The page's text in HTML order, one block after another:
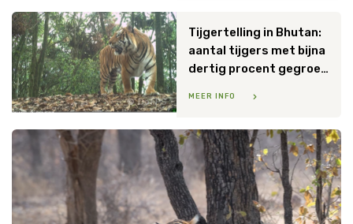
DoFPS
Tijgertelling in Bhutan:
aantal tijgers met bijna
dertig procent gegroeid tot 131
MEER INFO